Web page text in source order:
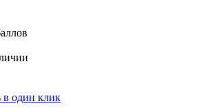
в один клик